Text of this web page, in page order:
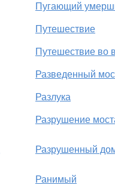
Пугающий
Путешествие
Путешествие во
Разведенный
Разлука
Разрушение
Разрушенный
Ранимый